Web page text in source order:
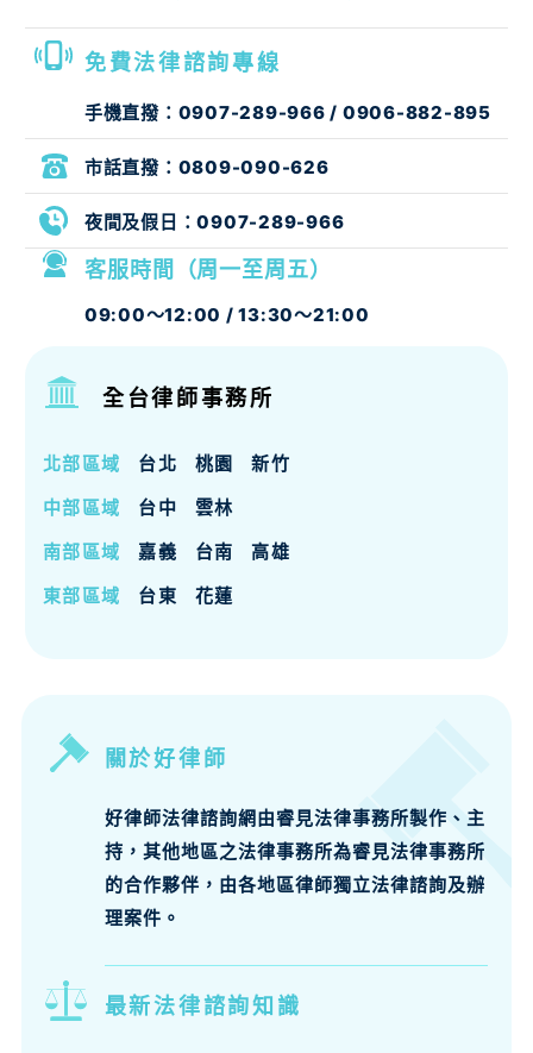
關於好律師
好律師法律諮詢網由睿見法律事務所製作、主
持，其他地區之法律事務所為睿見法律事務所
的合作夥伴，由各地區律師獨立法律諮詢及辦
理案件。
最新法律諮詢知識
免費法律諮詢專線
手機直撥： 0907-289-966 / 0906-882-895
市話直撥： 0809-090-626
客服時間（周一至周五）
09:00～12:00 / 13:30～21:00
夜間及假日：0907-289-966
全台律師事務所
北部區域 台北 桃園 新竹
南部區域 嘉義 台南 高雄
中部區域 台中 雲林
東部區域 台東 花蓮